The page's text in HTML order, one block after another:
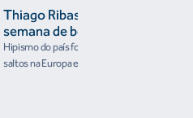
Thiago Ribas vence GP na
semana de bons resultados
Hipismo do país foi destaque em prêmios
saltos na Europa e no México